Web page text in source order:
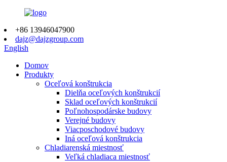
+86 13946047900
dajz@dajzgroup.com
English
Domov
Produkty
Oceľová konštrukcia
Dielňa oceľových konštrukcií
Sklad oceľových konštrukcií
Poľnohospodárske budovy
Verejné budovy
Viacposchodové budovy
Iná oceľová konštrukcia
Chladiarenská miestnosť
Veľká chladiaca miestnosť